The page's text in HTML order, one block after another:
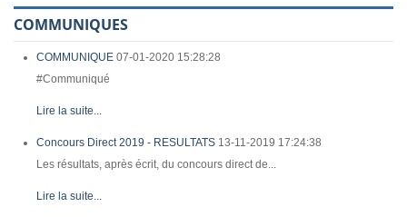
COMMUNIQUES
COMMUNIQUE 07-01-2020 15:28:28
#Communiqué
Lire la suite...
Concours Direct 2019 - RESULTATS 13-11-2019 17:24:38
Les résultats, après écrit, du concours direct de...
Lire la suite...